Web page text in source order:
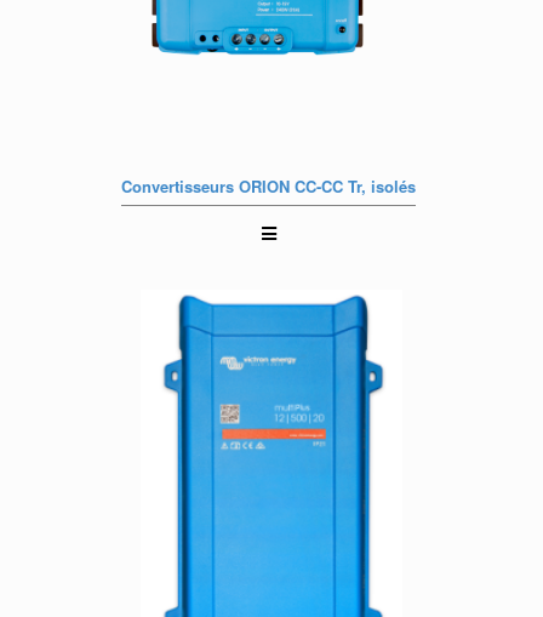
Convertisseurs ORION CC-CC Tr, isolés